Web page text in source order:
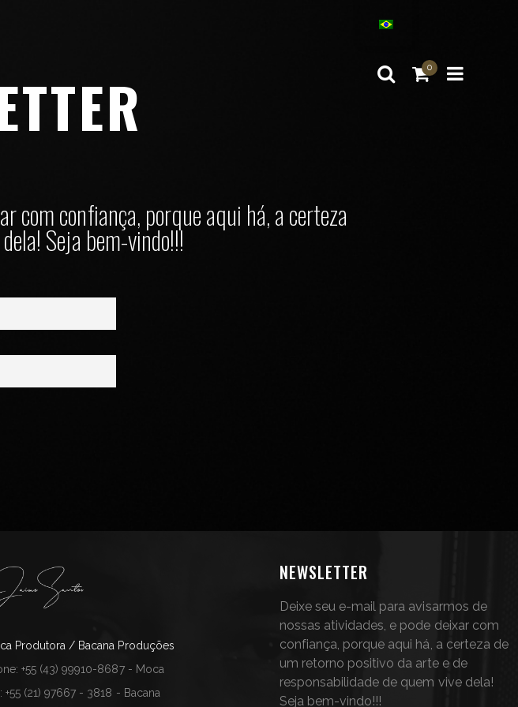
0
com confiança, porque aqui há, a certeza
Seja bem-vindo!!!
Produtora / Bacana Produções
+55 (43) 99910-8687 - Moca
+55 (21) 97667 - 3818 - Bacana
NEWSLETTER
Deixe seu e-mail para avisarmos de
nossas atividades, e pode deixar com
confiança, porque aqui há, a certeza de
um retorno positivo da arte e de
responsabilidade de quem vive dela!
Seja bem-vindo!!!